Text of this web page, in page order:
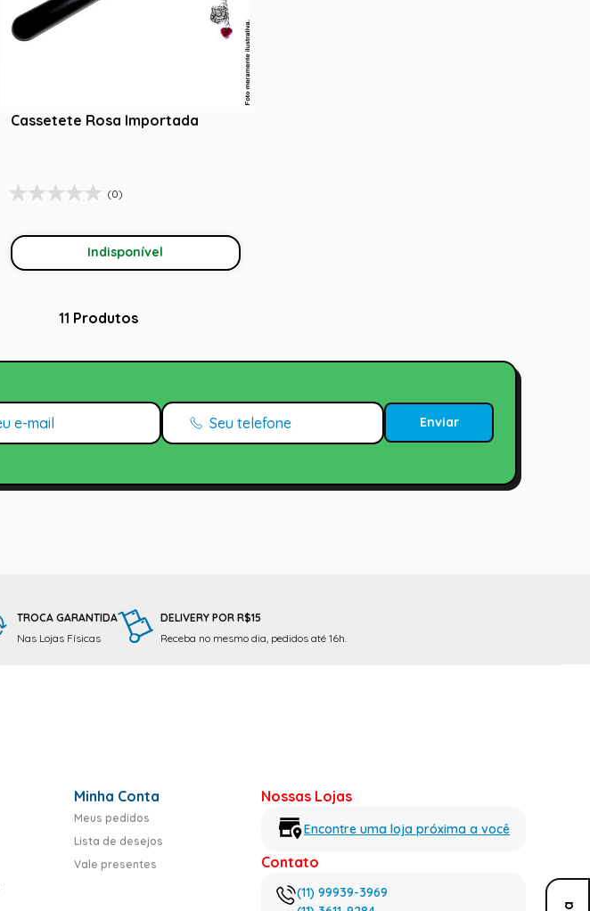
Cassetete Rosa Importada
(0)
Indisponível
11 Produtos
Enviar
TROCA GARANTIDA
Nas Lojas Físicas
DELIVERY POR R$15
Receba no mesmo dia, pedidos até 16h.
Minha Conta
Meus pedidos
Lista de desejos
Vale presentes
Nossas Lojas
Encontre uma loja próxima a você
Contato
(11) 99939-3969